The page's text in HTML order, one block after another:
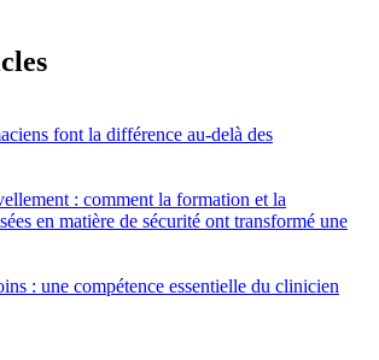
font la différence au-delà des
: comment la formation et la
en matière de sécurité ont transformé une
: une compétence essentielle du clinicien